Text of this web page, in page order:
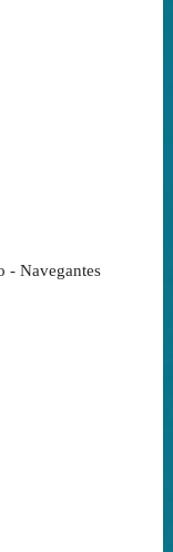
- Navegantes